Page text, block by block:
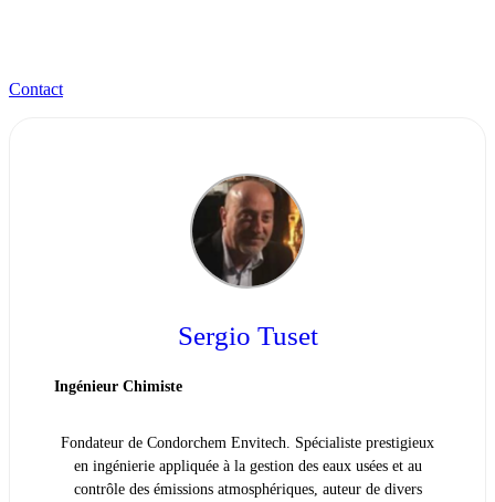
Contact
Sergio Tuset
Ingénieur Chimiste
Fondateur de Condorchem Envitech. Spécialiste prestigieux
en ingénierie appliquée à la gestion des eaux usées et au
contrôle des émissions atmosphériques, auteur de divers